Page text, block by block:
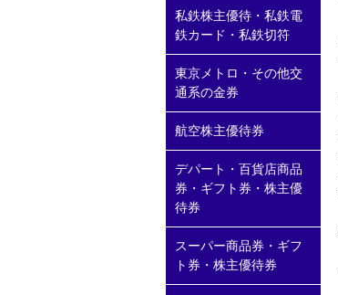
私鉄株主優待・私鉄電
鉄カード・私鉄切符
東京メトロ・その他交
通系の金券
航空株主優待券
デパート・百貨店商品
券・ギフト券・株主優
待券
スーパー商品券・ギフ
ト券・株主優待券